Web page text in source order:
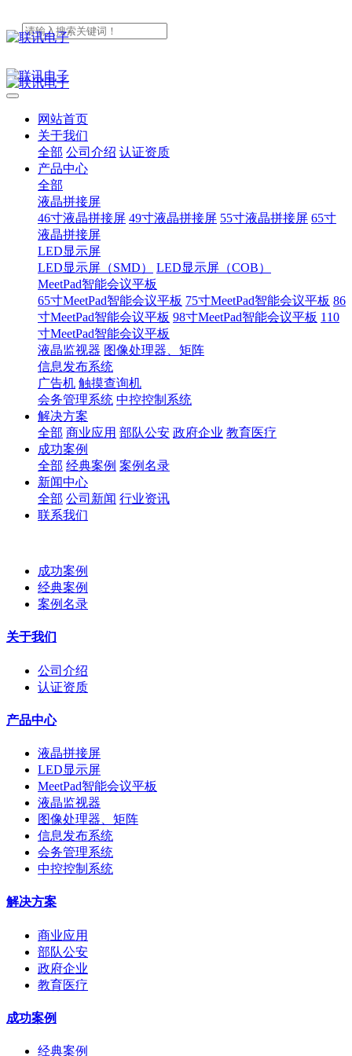
网站首页
关于我们
全部 公司介绍 认证资质
产品中心
全部
液晶拼接屏
46寸液晶拼接屏 49寸液晶拼接屏 55寸液晶拼接屏 65寸
液晶拼接屏
LED显示屏
LED显示屏（SMD）
LED显示屏（COB）
MeetPad智能会议平板
65寸MeetPad智能会议平板 75寸MeetPad智能会议平板 86
寸MeetPad智能会议平板 98寸MeetPad智能会议平板 110
寸MeetPad智能会议平板
液晶监视器 图像处理器、矩阵
信息发布系统
广告机 触摸查询机
会务管理系统 中控控制系统
解决方案
全部 商业应用 部队公安 政府企业 教育医疗
成功案例
全部 经典案例 案例名录
新闻中心
全部 公司新闻 行业资讯
联系我们
成功案例
经典案例
案例名录
关于我们
公司介绍
认证资质
产品中心
液晶拼接屏
LED显示屏
MeetPad智能会议平板
液晶监视器
图像处理器、矩阵
信息发布系统
会务管理系统
中控控制系统
解决方案
商业应用
部队公安
政府企业
教育医疗
成功案例
经典案例